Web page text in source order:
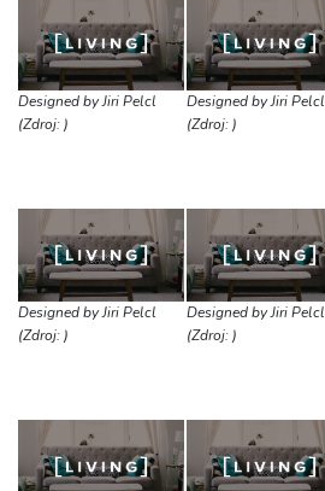
Designed by Jiri Pelcl
(Zdroj: )
Designed by Jiri Pelcl
(Zdroj: )
Designed by Jiri Pelcl
(Zdroj: )
Designed by Jiri Pelcl
(Zdroj: )